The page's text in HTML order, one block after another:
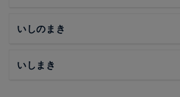
いしのまき
いしまき